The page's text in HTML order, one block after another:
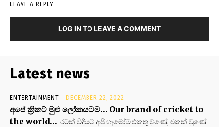
LEAVE A REPLY
LOG IN TO LEAVE A COMMENT
Latest news
ENTERTAINMENT DECEMBER 22, 2022
අපේ ක්‍රිකට් මුළු ලෝකයටම… Our brand of cricket to
the world… රටක් විදියට අපි හැමෝම එකතු වුණේ, එකක් වුණේ